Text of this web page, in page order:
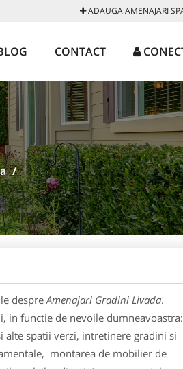
ADAUGA AMENAJARI
CONTACT
/
despreAmenajari Gradini Livada.
in functie de nevoile dumneavoastra:
alte spatii verzi, intretinere gradini si
montarea de mobilier de